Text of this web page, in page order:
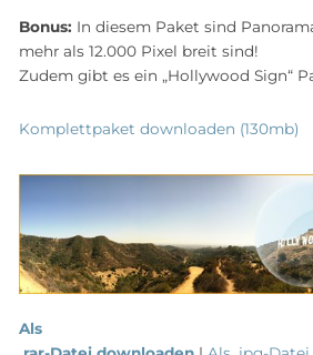
Bonus: In diesem Paket sind
mehr als 12.000 Pixel breit sind!
Zudem gibt es ein „Hollywood Sign“
Komplettpaket downloaden (130mb)
Als